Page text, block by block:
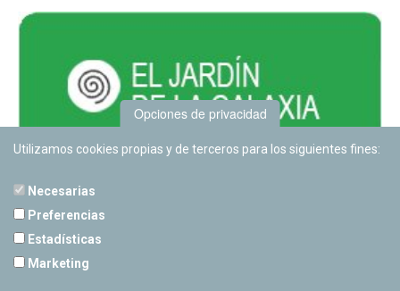
Opciones de privacidad
Utilizamos cookies propias y de terceros para los siguientes fines:
Necesarias
Preferencias
Estadísticas
Marketing